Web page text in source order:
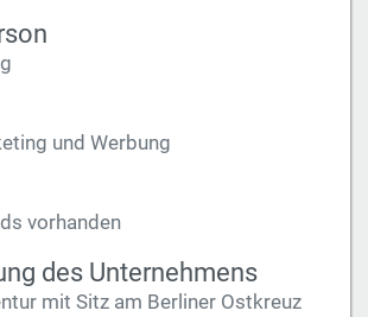
und Werbung
vorhanden
des Unternehmens
mit Sitz am Berliner Ostkreuz